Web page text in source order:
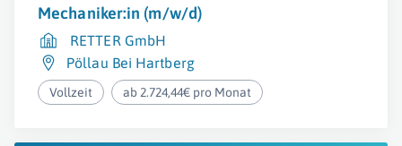
Mechaniker:in (m/w/d)
RETTER GmbH
Pöllau Bei Hartberg
Vollzeit ab 2.724,44€ pro Monat